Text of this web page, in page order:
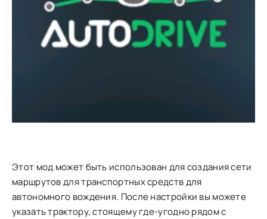
Этот мод может быть использован для создания сети
маршрутов для транспортных средств для
автономного вождения. После настройки вы можете
указать трактору, стоящему где-угодно рядом с